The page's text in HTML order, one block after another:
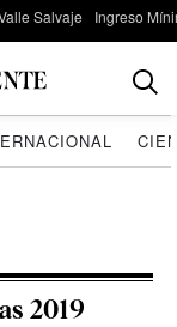
Salvaje Ingreso
2019